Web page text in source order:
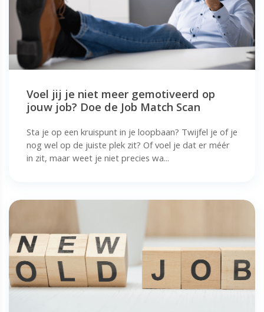
Voel jij je niet meer gemotiveerd op
jouw job? Doe de Job Match Scan
Sta je op een kruispunt in je loopbaan? Twijfel je of je
nog wel op de juiste plek zit? Of voel je dat er méér
in zit, maar weet je niet precies wa...